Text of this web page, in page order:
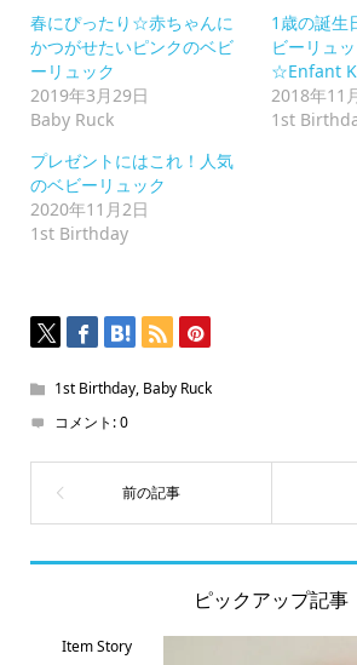
ク
リ
ッ
ク
し
て
く
だ
い
(新
し
い
ウ
ィ
開
き
ま
春にぴったり☆赤ちゃんに
かつがせたいピンクのベビ
ーリュック
2019年3月29日
Baby Ruck
1歳の誕生
ビーリュ
☆Enfant
2018年11
1st
プレゼントにはこれ！人気
のベビーリュック
2020年11月2日
1st Birthday
1st Birthday, Baby Ruck
コメント:0
ピックアップ記事
Item Story